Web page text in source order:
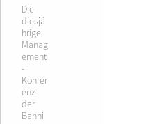
Die
diesjä
hrige
Manag
ement
-
Konfer
enz
der
Bahni